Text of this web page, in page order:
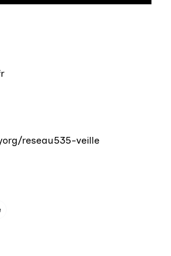
reseau535-veille